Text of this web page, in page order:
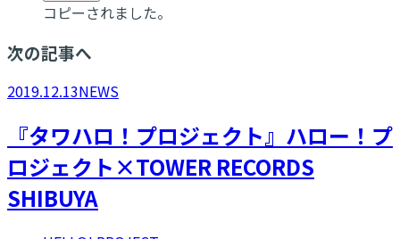
コピーされました。
次の記事へ
2019.12.13NEWS
『タワハロ！プロジェクト』ハロー！プ
ロジェクト×TOWER RECORDS
SHIBUYA